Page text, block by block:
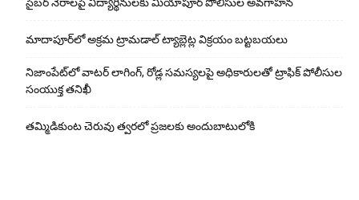
మాదాపూర్‌లో అక్రమ ట్రామడాల్ ట్యాబ్లెట్ల విక్రయం బట్టబయలు
నిజాంపేట్‌లో వాటర్ లాగింగ్, రోడ్ల సమస్యలపై అధికారులతో ట్రాఫిక్ పోలీసుల
సంయుక్త తనిఖీ
తమ్మిడికుంట చెరువు త్వరలో ప్రజలకు అందుబాటులోకి